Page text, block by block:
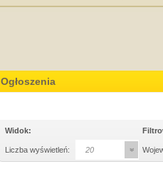
Ogłoszenia
Widok:
Liczba wyświetleń: 20